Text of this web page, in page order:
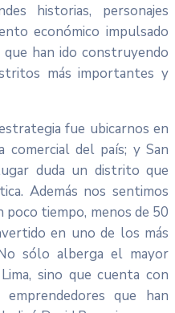
historias, personajes
económico impulsado
han ido construyendo
más importantes y
fue ubicarnos en
comercial del país; y San
duda un distrito que
Además nos sentimos
poco tiempo, menos de 50
en uno de los más
sólo alberga el mayor
sino que cuenta con
que han